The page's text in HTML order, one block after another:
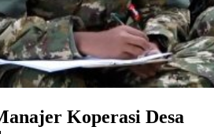
Koperasi Desa